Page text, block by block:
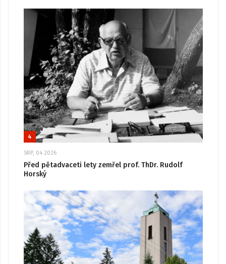
4
SRP, 04 2026
Před pětadvaceti lety zemřel prof. ThDr. Rudolf
Horský